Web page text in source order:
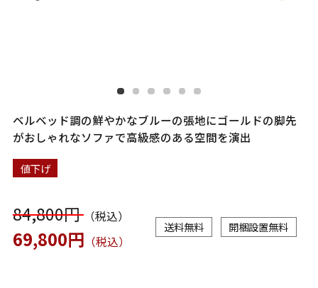
ベルベッド調の鮮やかなブルーの張地にゴールドの脚先
がおしゃれなソファで高級感のある空間を演出
値下げ
84,800円（税込）
69,800円 （税込）
送料無料 開梱設置無料